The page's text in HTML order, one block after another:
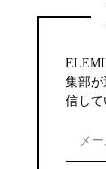
集部
信して